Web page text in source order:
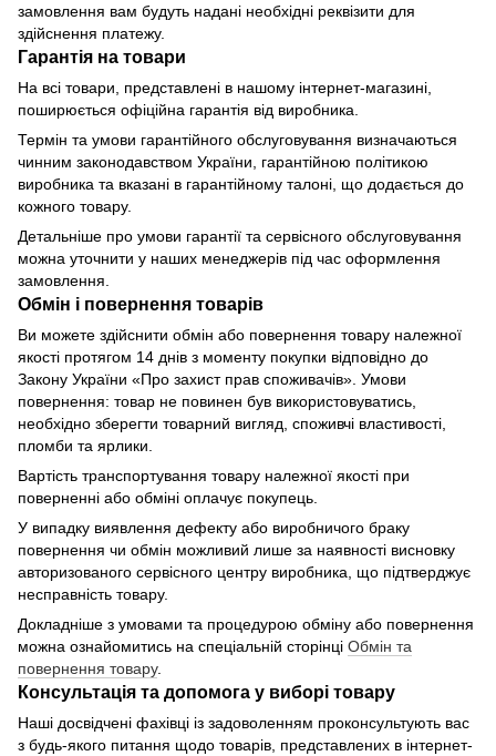
замовлення вам будуть надані необхідні реквізити для
здійснення платежу.
Гарантія на товари
На всі товари, представлені в нашому інтернет-магазині,
поширюється офіційна гарантія від виробника.
Термін та умови гарантійного обслуговування визначаються
чинним законодавством України, гарантійною політикою
виробника та вказані в гарантійному талоні, що додається до
кожного товару.
Детальніше про умови гарантії та сервісного обслуговування
можна уточнити у наших менеджерів під час оформлення
замовлення.
Обмін і повернення товарів
Ви можете здійснити обмін або повернення товару належної
якості протягом 14 днів з моменту покупки відповідно до
Закону України «Про захист прав споживачів». Умови
повернення: товар не повинен був використовуватись,
необхідно зберегти товарний вигляд, споживчі властивості,
пломби та ярлики.
Вартість транспортування товару належної якості при
поверненні або обміні оплачує покупець.
У випадку виявлення дефекту або виробничого браку
повернення чи обмін можливий лише за наявності висновку
авторизованого сервісного центру виробника, що підтверджує
несправність товару.
Докладніше з умовами та процедурою обміну або повернення
можна ознайомитись на спеціальній сторінці Обмін та
повернення товару.
Консультація та допомога у виборі товару
Наші досвідчені фахівці із задоволенням проконсультують вас
з будь-якого питання щодо товарів, представлених в інтернет-